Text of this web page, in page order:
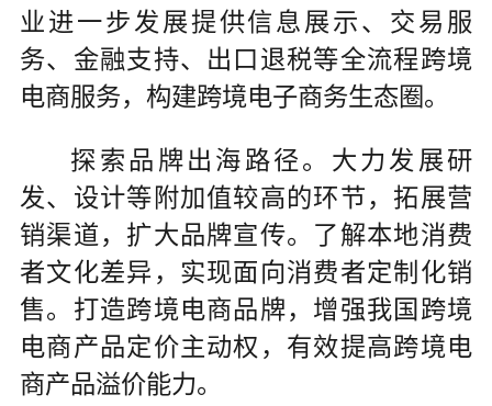
业进一步发展提供信息展示、交易服
务、金融支持、出口退税等全流程跨境
电商服务，构建跨境电子商务生态圈。
探索品牌出海路径。大力发展研
发、设计等附加值较高的环节，拓展营
销渠道，扩大品牌宣传。了解本地消费
者文化差异，实现面向消费者定制化销
售。打造跨境电商品牌，增强我国跨境
电商产品定价主动权，有效提高跨境电
商产品溢价能力。